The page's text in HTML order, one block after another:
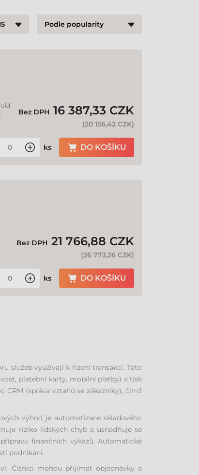
Bez DPH 16 387,33 CZK
(20 156,42 CZK)
ks DO KOŠÍKU
Bez DPH 21 766,88 CZK
(26 773,26 CZK)
ks DO KOŠÍKU
služeb využívají k řízení transakcí. Tato
platební karty, mobilní platby) a tisk
(správa vztahů se zákazníky), čímž
výhod je automatizace skladového
riziko lidských chyb a usnadňuje se
finančních výkazů. Automatické
podnikání.
Číšníci mohou přijímat objednávky a